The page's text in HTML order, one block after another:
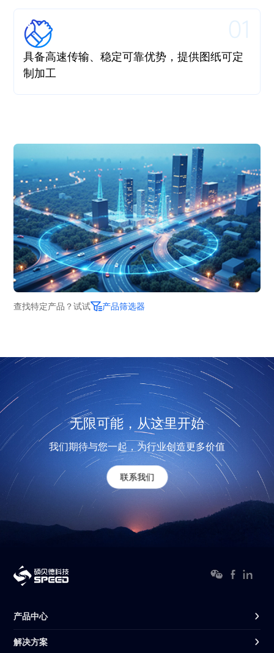
具备高速传输、稳定可靠优势，提供图纸可定
制加工
01
查找特定产品？试试 产品筛选器
无限可能，从这里开始
我们期待与您一起，为行业创造更多价值
联系我们
产品中心
解决方案